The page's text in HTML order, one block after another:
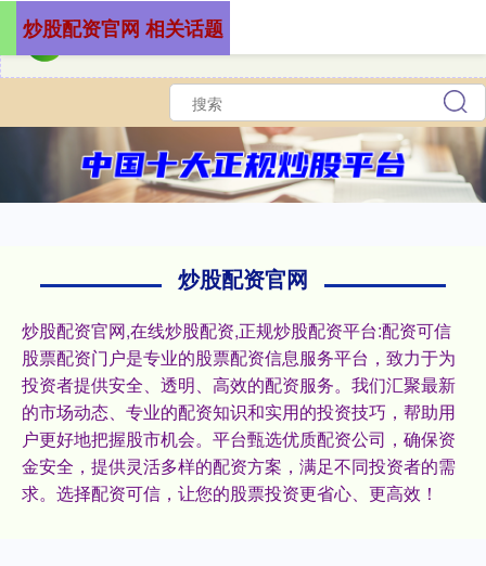
炒股配资官网
炒股配资官网,在线炒股配资,正规炒股配资平台:配资可信
股票配资门户是专业的股票配资信息服务平台，致力于为
投资者提供安全、透明、高效的配资服务。我们汇聚最新
的市场动态、专业的配资知识和实用的投资技巧，帮助用
户更好地把握股市机会。平台甄选优质配资公司，确保资
金安全，提供灵活多样的配资方案，满足不同投资者的需
求。选择配资可信，让您的股票投资更省心、更高效！
炒股配资官网 相关话题